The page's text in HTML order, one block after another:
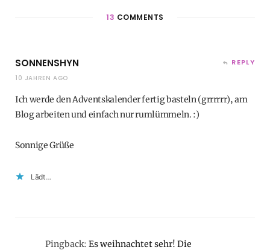
13 COMMENTS
SONNENSHYN
10 JAHREN AGO
REPLY
Ich werde den Adventskalender fertig basteln (grrrrrr), am
Blog arbeiten und einfach nur rumlümmeln. :)
Sonnige Grüße
Lädt…
Pingback: Es weihnachtet sehr! Die